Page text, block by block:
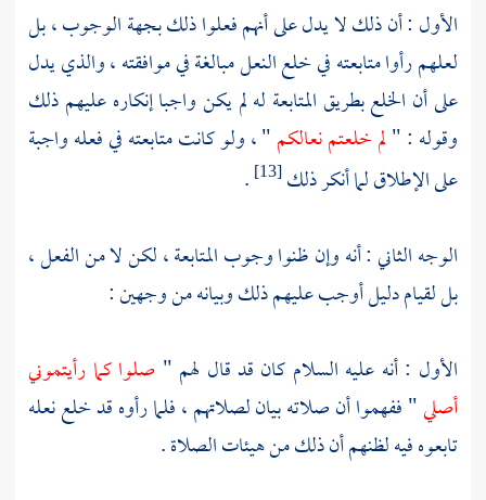
الأول : أن ذلك لا يدل على أنهم فعلوا ذلك بجهة الوجوب ، بل
لعلهم رأوا متابعته في خلع النعل مبالغة في موافقته ، والذي يدل
على أن الخلع بطريق المتابعة له لم يكن واجبا إنكاره عليهم ذلك
وقوله : "لم خلعتم نعالكم" ، ولو كانت متابعته في فعله واجبة
على الإطلاق لما أنكر ذلك[13]
.
الوجه الثاني : أنه وإن ظنوا وجوب المتابعة ، لكن لا من الفعل ،
بل لقيام دليل أوجب عليهم ذلك وبيانه من وجهين :
الأول : أنه عليه السلام كان قد قال لهم " صلوا كما رأيتموني
أصلي" ففهموا أن صلاته بيان لصلاتهم ، فلما رأوه قد خلع نعله
تابعوه فيه لظنهم أن ذلك من هيئات الصلاة .